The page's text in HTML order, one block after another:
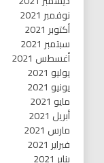
نوفمبر 2021
أكتوبر 2021
سبتمبر 2021
أغسطس 2021
يوليو 2021
يونيو 2021
مايو 2021
أبريل 2021
مارس 2021
فبراير 2021
يناير 2021